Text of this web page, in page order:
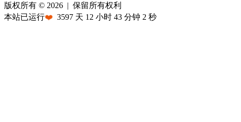
版权所有 © 2026 | 保留所有权利
本站已运行❤️ 3597 天 12 小时 43 分钟 2 秒